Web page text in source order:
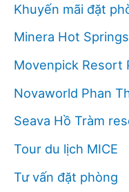
Khuyến mãi đặt
Minera Hot
Movenpick Resort
Novaworld Phan
Seava Hồ Tràm
Tour du lịch MICE
Tư vấn đặt phòng